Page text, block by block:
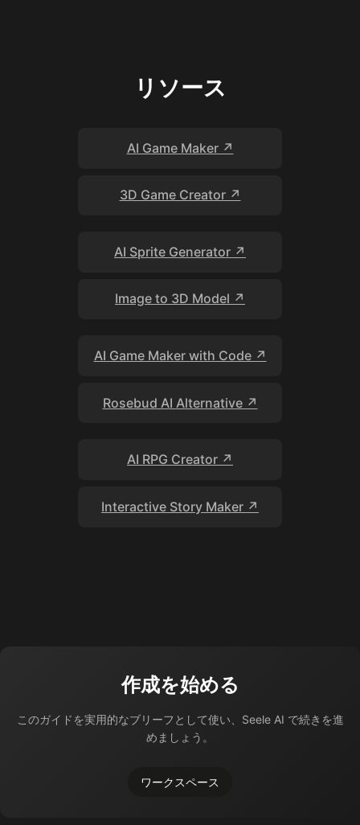
リソース
AI Game Maker ↗
3D Game Creator ↗
AI Sprite Generator ↗
Image to 3D Model ↗
AI Game Maker with Code ↗
Rosebud AI Alternative ↗
AI RPG Creator ↗
Interactive Story Maker ↗
作成を始める
このガイドを実用的なブリーフとして使い、Seele AI で続きを進
めましょう。
ワークスペース